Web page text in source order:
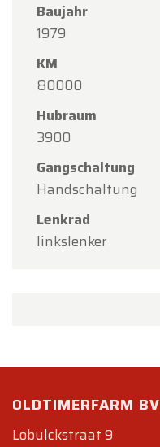
Baujahr
1979
KM
80000
Hubraum
3900
Gangschaltung
Handschaltung
Lenkrad
linkslenker
OLDTIMERFARM BV
Lobulckstraat 9